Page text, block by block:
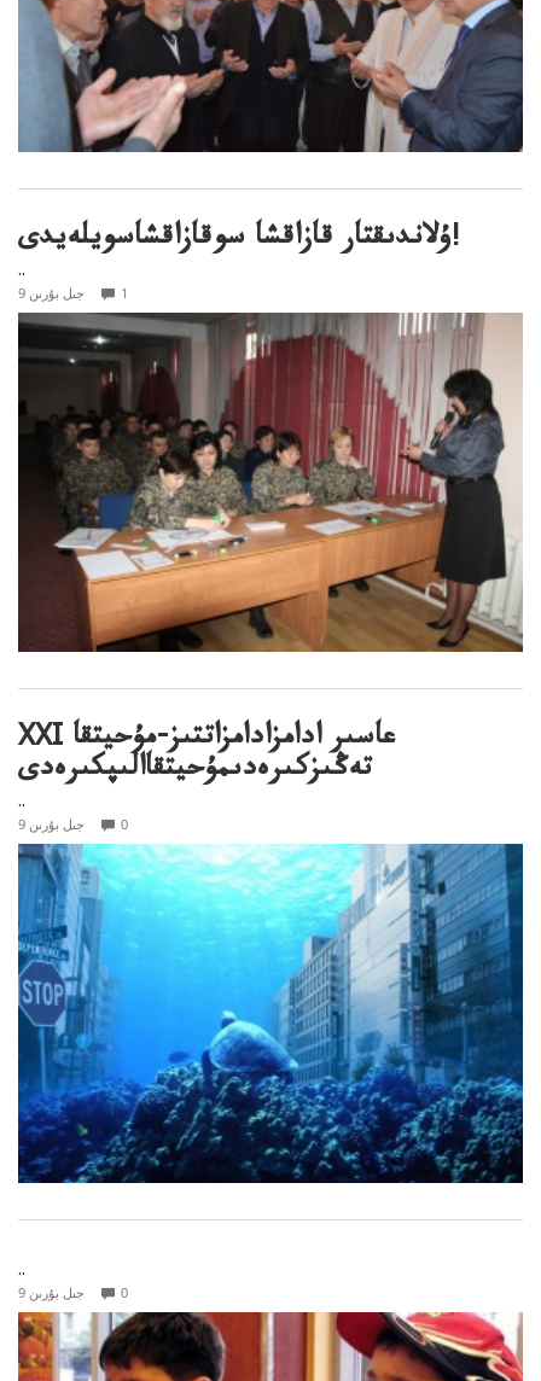
ۇلاندىقتار قازاقشا سوقازاقشاسويلەيدى!
..
9 جىل بۇرىن 1
XXI عاسىر ادامزادامزاتتىز-مۇحيتقا
تەڭىزكىرەدىمۇحيتقاالىپكىرەدى
..
9 جىل بۇرىن 0
..
9 جىل بۇرىن 0